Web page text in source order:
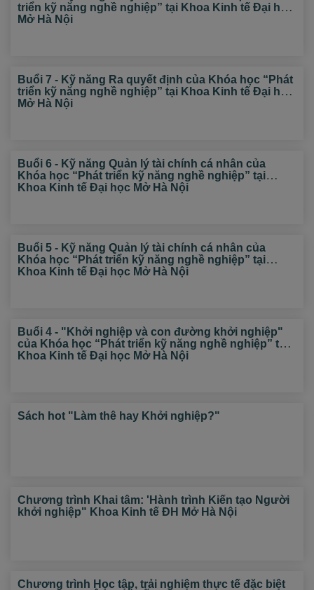
triển kỹ năng nghề nghiệp” tại Khoa Kinh tế Đại học
Mở Hà Nội
Buổi 7 - Kỹ năng Ra quyết định của Khóa học “Phát
triển kỹ năng nghề nghiệp” tại Khoa Kinh tế Đại học
Mở Hà Nội
Buổi 6 - Kỹ năng Quản lý tài chính cá nhân của
Khóa học “Phát triển kỹ năng nghề nghiệp” tại
Khoa Kinh tế Đại học Mở Hà Nội
Buổi 5 - Kỹ năng Quản lý tài chính cá nhân của
Khóa học “Phát triển kỹ năng nghề nghiệp” tại
Khoa Kinh tế Đại học Mở Hà Nội
Buổi 4 - "Khởi nghiệp và con đường khởi nghiệp"
của Khóa học “Phát triển kỹ năng nghề nghiệp” tại
Khoa Kinh tế Đại học Mở Hà Nội
Sách hot "Làm thê hay Khởi nghiệp?"
Chương trình Khai tâm: 'Hành trình Kiến tạo Người
khởi nghiệp" Khoa Kinh tế ĐH Mở Hà Nội
Chương trình Học tập, trải nghiệm thực tế đặc biệt